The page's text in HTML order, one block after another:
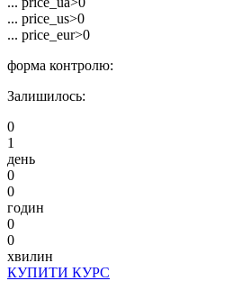
... price_us>0
... price_eur>0
форма контролю:
Залишилось:
0
1
день
0
0
годин
0
0
хвилин
КУПИТИ КУРС